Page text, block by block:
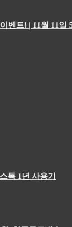
벤트! | 11월 11일
톡 1년 사용기